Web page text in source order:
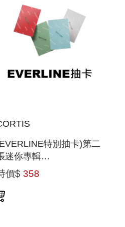
特別抽卡)第二
迷你專輯
GREENGREEN(WEVERSE
VER.)」(韓國進
版)
價$ 358